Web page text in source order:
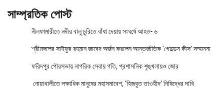
সাম্প্রতিক পোস্ট
নীলফামারীতে নদীর বালু চুরিতে বাঁধা দেয়ায় সংঘর্ষে আহত- ৬
শ্রীমঙ্গলের সাইফুর রহমান জাবেদ অর্জন করলেন আন্তর্জাতিক ‘গোল্ডেন কীস’ সম্মাননা
ফরিদপুর পৌরসভায় নাগরিক সেবায় গতি, প্রশাসনিক শৃঙ্খলায়ও জোর
নোয়াখালীতে লক্ষাধিক মানুষের মহাসমাবেশ, ‘হিজবুত তাওহীদ’ নিষিদ্ধের দাবি